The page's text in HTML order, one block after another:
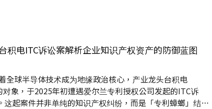
积电ITC诉讼案解析企业知识产权资产的防御蓝图
球半导体技术成为地缘政治核心，产业龙头台积电
对象，于2025年初遭遇爱尔兰专利授权公司发起的ITC诉
起案件并非单纯的知识产权纠纷，而是「专利蟑螂」结合